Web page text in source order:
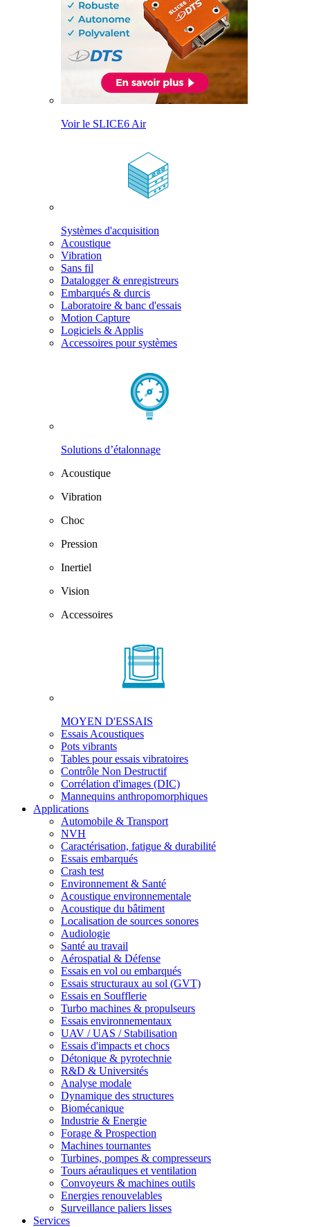
Voir le SLICE6 Air
Systèmes d'acquisition
Acoustique
Vibration
Sans fil
Datalogger & enregistreurs
Embarqués & durcis
Laboratoire & banc d'essais
Motion Capture
Logiciels & Applis
Accessoires pour systèmes
Solutions d’étalonnage
Acoustique
Vibration
Choc
Pression
Inertiel
Vision
Accessoires
MOYEN D'ESSAIS
Essais Acoustiques
Pots vibrants
Tables pour essais vibratoires
Contrôle Non Destructif
Corrélation d'images (DIC)
Mannequins anthropomorphiques
Applications
Automobile & Transport
NVH
Caractérisation, fatigue & durabilité
Essais embarqués
Crash test
Environnement & Santé
Acoustique environnementale
Acoustique du bâtiment
Localisation de sources sonores
Audiologie
Santé au travail
Aérospatial & Défense
Essais en vol ou embarqués
Essais structuraux au sol (GVT)
Essais en Soufflerie
Turbo machines & propulseurs
Essais environnementaux
UAV / UAS / Stabilisation
Essais d'impacts et chocs
Détonique & pyrotechnie
R&D & Universités
Analyse modale
Dynamique des structures
Biomécanique
Industrie & Energie
Forage & Prospection
Machines tournantes
Turbines, pompes & compresseurs
Tours aérauliques et ventilation
Convoyeurs & machines outils
Energies renouvelables
Surveillance paliers lisses
Services